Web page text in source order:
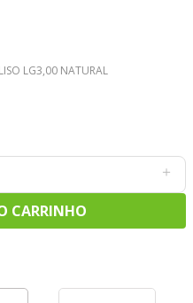
LG3,00 NATURAL
＋
CARRINHO